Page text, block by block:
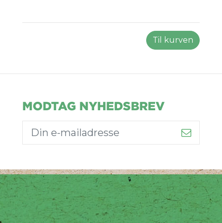
Til kurven
MODTAG NYHEDSBREV